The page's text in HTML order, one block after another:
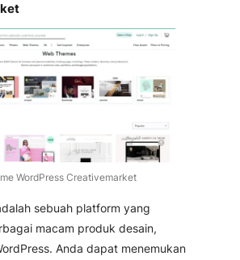
WordPress Creativemarket
sebuah platform yang
macam produk desain,
Anda dapat menemukan